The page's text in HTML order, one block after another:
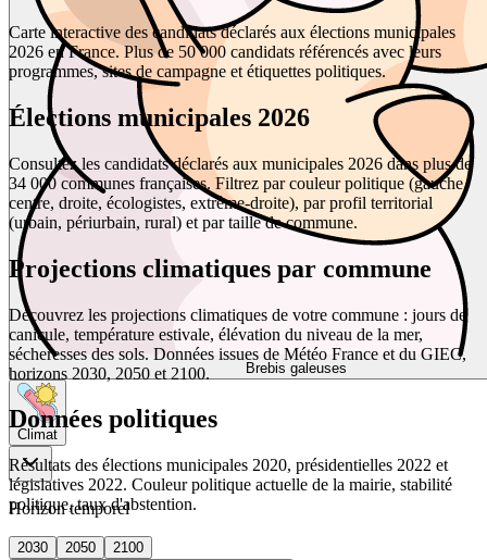
Brebis galeuses
Climat
Horizon temporel
2030 2050
2100
Carte interactive des candidats déclarés aux élections municipales
2026 en France. Plus de 50 000 candidats référencés avec leurs
programmes, sites de campagne et étiquettes politiques.
Élections municipales 2026
Consultez les candidats déclarés aux municipales 2026 dans plus de
34 000 communes françaises. Filtrez par couleur politique (gauche,
centre, droite, écologistes, extrême-droite), par profil territorial
(urbain, périurbain, rural) et par taille de commune.
Projections climatiques par commune
Découvrez les projections climatiques de votre commune : jours de
canicule, température estivale, élévation du niveau de la mer,
sécheresses des sols. Données issues de Météo France et du GIEC,
horizons 2030, 2050 et 2100.
Données politiques
Résultats des élections municipales 2020, présidentielles 2022 et
législatives 2022. Couleur politique actuelle de la mairie, stabilité
politique, taux d'abstention.